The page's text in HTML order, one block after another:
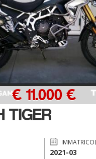
TIGER
€ 11.000 €
2021-03